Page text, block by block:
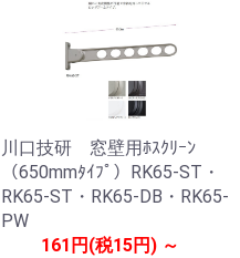
川口技研 窓壁用ﾎｽｸﾘｰﾝ
（650mmﾀｲﾌﾟ）RK65-ST・
RK65-ST・RK65-DB・RK65-
PW
161円(税15円) ～